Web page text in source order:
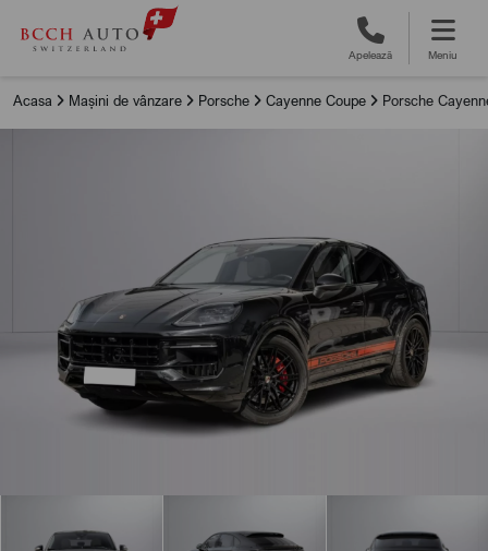
Apelează Meniu
Acasa Mașini de vânzare Porsche Cayenne Coupe Porsche